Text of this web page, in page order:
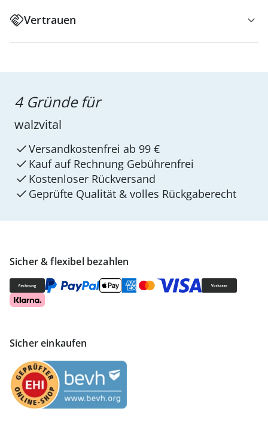
Vertrauen
Sicher & flexibel bezahlen
Sicher einkaufen
4 Gründe für
walzvital
Versandkostenfrei ab 99 €
Kauf auf Rechnung Gebührenfrei
Kostenloser Rückversand
Geprüfte Qualität & volles Rückgaberecht